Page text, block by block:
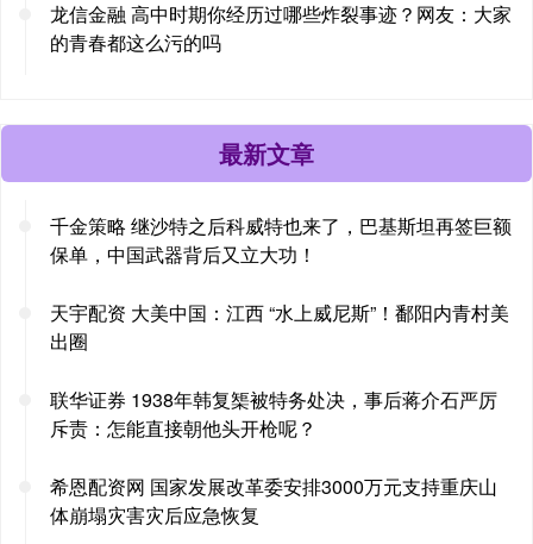
龙信金融 高中时期你经历过哪些炸裂事迹？网友：大家
的青春都这么污的吗
最新文章
千金策略 继沙特之后科威特也来了，巴基斯坦再签巨额
保单，中国武器背后又立大功！
天宇配资 大美中国：江西 “水上威尼斯”！鄱阳内青村美
出圈
联华证券 1938年韩复榘被特务处决，事后蒋介石严厉
斥责：怎能直接朝他头开枪呢？
希恩配资网 国家发展改革委安排3000万元支持重庆山
体崩塌灾害灾后应急恢复